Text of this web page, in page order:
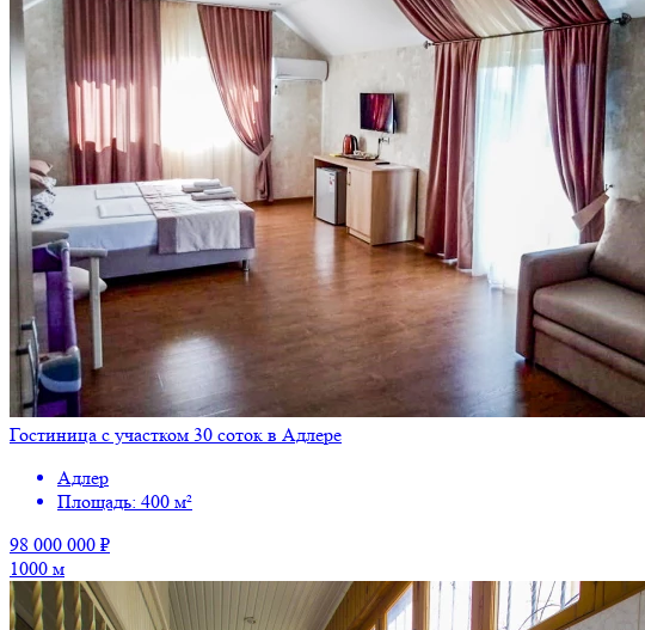
Гостиница с участком 30 соток в Адлере
Адлер
Площадь: 400 м²
98 000 000 ₽
1000 м